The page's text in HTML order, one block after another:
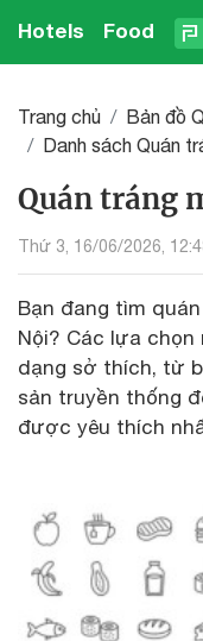
Hotels Food
Trang chủ
Bản đồ
Danh sách Quán
Quán tráng
Thứ 3, 16/06/2026,
Bạn đang tìm
Nội? Các lựa
dạng sở thích, từ
sản truyền thống
được yêu thích